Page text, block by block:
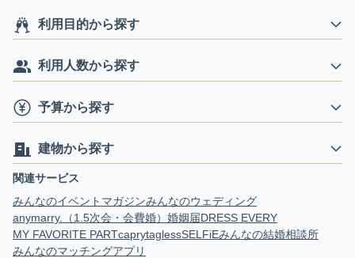
利用目的から探す
利用人数から探す
予算から探す
建物から探す
関連サービス
みんなのイベントマガジンみんなのウェディング
anymarry.（1.5次会・会費婚） 婚姻届DRESS EVERY
MY FAVORITE PARTcaprytaglessSELFiEみんなの結婚相談所
みんなのマッチングアプリ